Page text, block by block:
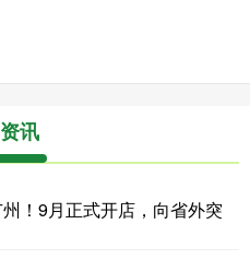
讯
！9月正式开店，向省外突